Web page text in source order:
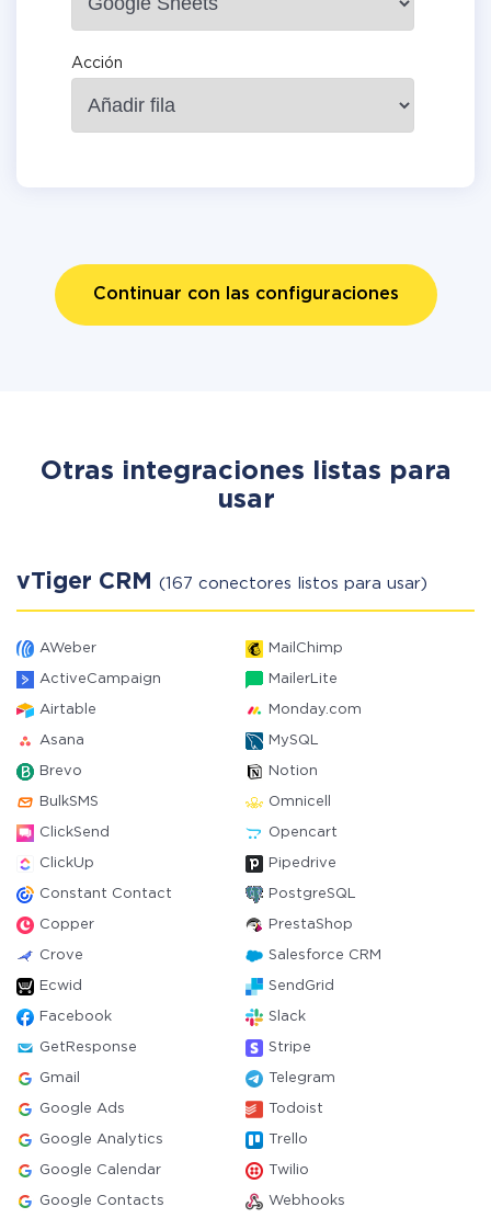
Acción
Continuar con las configuraciones
Otras integraciones listas para
usar
vTiger CRM (167 conectores listos para usar)
AWeber MailChimp
ActiveCampaign MailerLite
Airtable Monday.com
Asana MySQL
Brevo Notion
BulkSMS Omnicell
ClickSend Opencart
ClickUp Pipedrive
Constant Contact PostgreSQL
Copper PrestaShop
Crove Salesforce CRM
Ecwid SendGrid
Facebook Slack
GetResponse Stripe
Gmail Telegram
Google Ads Todoist
Google Analytics Trello
Google Calendar Twilio
Google Contacts Webhooks